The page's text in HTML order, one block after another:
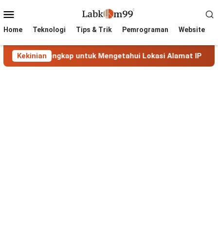
to
Menu
Home Teknologi Tips & Trik Pemrograman Website
Kekinian
Lengkap untuk Mengetahui Lokasi Alamat IP